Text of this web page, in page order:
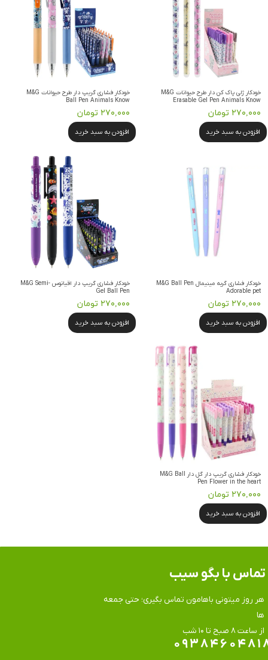
خودکار ژلی پاک کن دار طرح حیوانات M&G
Erasable Gel Pen Animals Know
۲۷۰,۰۰۰ تومان
افزودن به سبد خرید
خودکار فشاری گریپ دار طرح حیوانات M&G
Ball Pen Animals Know
۲۷۰,۰۰۰ تومان
افزودن به سبد خرید
خودکار فشاری گربه مینیمال M&G Ball Pen
Adorable pet
۲۷۰,۰۰۰ تومان
افزودن به سبد خرید
خودکار فشاری گریپ دار اقیانوس M&G Semi-
Gel Ball Pen
۲۷۰,۰۰۰ تومان
افزودن به سبد خرید
خودکار فشاری گریپ دار گل دار M&G Ball
Pen Flower in the heart
۲۷۰,۰۰۰ تومان
افزودن به سبد خرید
هر روز میتونی باهامون تماس بگیری؛ حتی جمعه
ها
​​​​​​​از ساعت ۸ صبح تا ۱۰ شب
تماس​​​​​​​ با بگو سیب